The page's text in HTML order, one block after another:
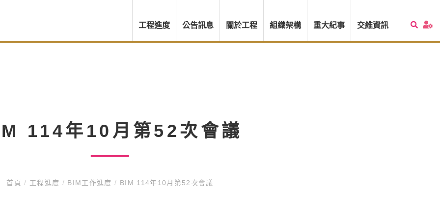
工程進度 公告訊息 關於工程 組織架構 重大紀事 交維資訊
114年10月第52次會議
首頁/ 工程進度 / BIM工作進度/ BIM 114年10月第52次會議